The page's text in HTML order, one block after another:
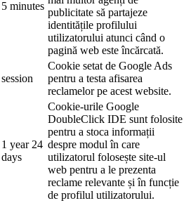
5 minutes
publicitate să partajeze
identitățile profilului
utilizatorului atunci când o
pagină web este încărcată.
session
Cookie setat de Google Ads
pentru a testa afisarea
reclamelor pe acest website.
1 year 24
days
Cookie-urile Google
DoubleClick IDE sunt folosite
pentru a stoca informații
despre modul în care
utilizatorul folosește site-ul
web pentru a le prezenta
reclame relevante și în funcție
de profilul utilizatorului.